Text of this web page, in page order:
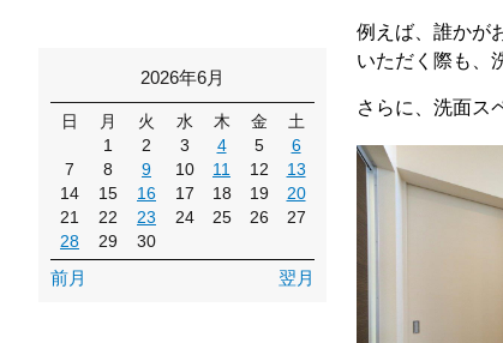
例えば、誰かが
いただく際も、
さらに、洗面ス
2026年6月
日 月 火 水 木 金
土
1
2 3 4 5
6
7
8 9 10 11 12
13
14
15 16 17 18 19
20
21
22 23 24 25 26
27
28
29 30
前月 翌月